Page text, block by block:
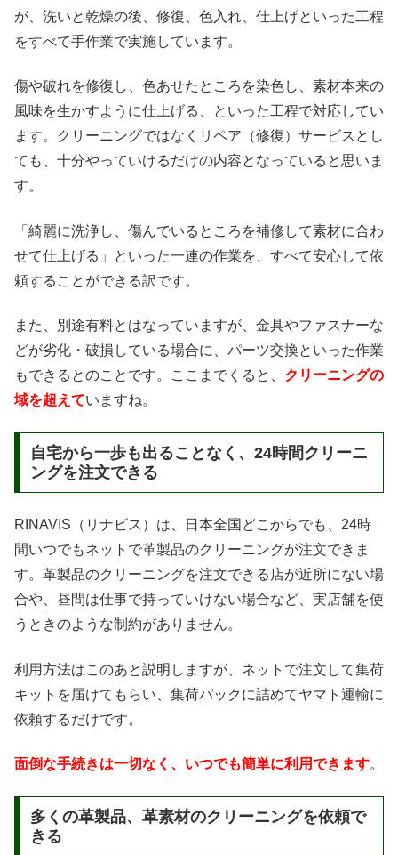
が、洗いと乾燥の後、修復、色入れ、仕上げといった工程
をすべて手作業で実施しています。
傷や破れを修復し、色あせたところを染色し、素材本来の
風味を生かすように仕上げる、といった工程で対応してい
ます。クリーニングではなくリペア（修復）サービスとし
ても、十分やっていけるだけの内容となっていると思いま
す。
「綺麗に洗浄し、傷んでいるところを補修して素材に合わ
せて仕上げる」といった一連の作業を、すべて安心して依
頼することができる訳です。
また、別途有料とはなっていますが、金具やファスナーな
どが劣化・破損している場合に、パーツ交換といった作業
もできるとのことです。ここまでくると、 クリーニングの
域を超えていますね。
自宅から一歩も出ることなく、24時間クリーニ
ングを注文できる
RINAVIS（リナビス）は、日本全国どこからでも、24時
間いつでもネットで革製品のクリーニングが注文できま
す。革製品のクリーニングを注文できる店が近所にない場
合や、昼間は仕事で持っていけない場合など、実店舗を使
うときのような制約がありません。
利用方法はこのあと説明しますが、ネットで注文して集荷
キットを届けてもらい、集荷パックに詰めてヤマト運輸に
依頼するだけです。
面倒な手続きは一切なく、いつでも簡単に利用できます。
多くの革製品、革素材のクリーニングを依頼で
きる